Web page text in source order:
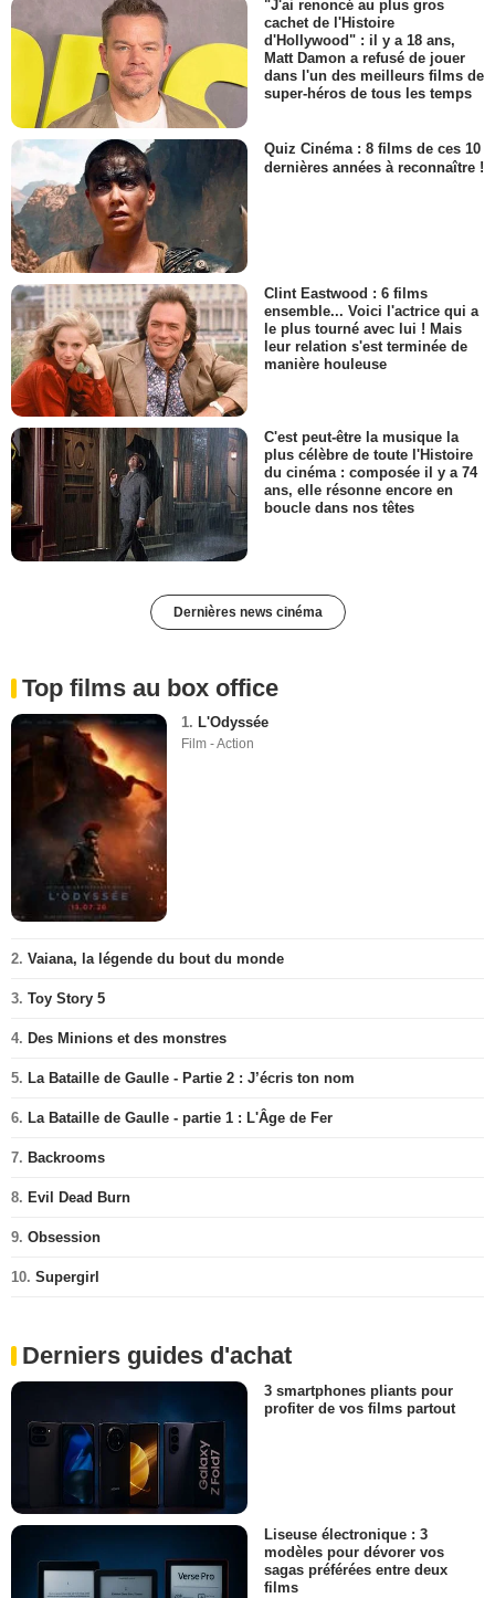
"J'ai renoncé au plus gros
cachet de l'Histoire
d'Hollywood" : il y a 18 ans,
Matt Damon a refusé de jouer
dans l'un des meilleurs films de
super-héros de tous les temps
Quiz Cinéma : 8 films de ces 10
dernières années à reconnaître !
Clint Eastwood : 6 films
ensemble... Voici l'actrice qui a
le plus tourné avec lui ! Mais
leur relation s'est terminée de
manière houleuse
C'est peut-être la musique la
plus célèbre de toute l'Histoire
du cinéma : composée il y a 74
ans, elle résonne encore en
boucle dans nos têtes
Dernières news cinéma
Top films au box office
1. L'Odyssée
Film - Action
2. Vaiana, la légende du bout du monde
3. Toy Story 5
4. Des Minions et des monstres
5. La Bataille de Gaulle - Partie 2 : J’écris ton nom
6. La Bataille de Gaulle - partie 1 : L'Âge de Fer
7. Backrooms
8. Evil Dead Burn
9. Obsession
10. Supergirl
Derniers guides d'achat
3 smartphones pliants pour
profiter de vos films partout
Liseuse électronique : 3
modèles pour dévorer vos
sagas préférées entre deux
films